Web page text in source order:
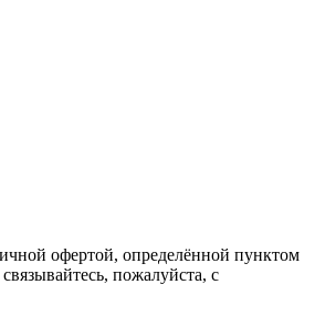
офертой, определённой пунктом
пожалуйста, с